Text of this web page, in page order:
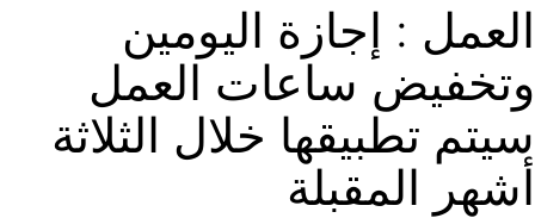
العمل : إجازة اليومين
وتخفيض ساعات العمل
سيتم تطبيقها خلال الثلاثة
أشهر المقبلة